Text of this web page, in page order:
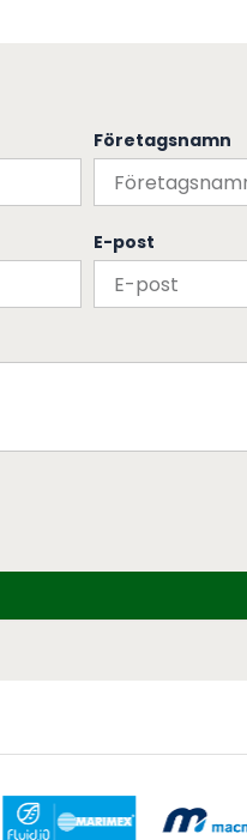
Företagsnamn
E-post